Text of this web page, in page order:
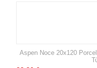
Aspen Noce 20x120